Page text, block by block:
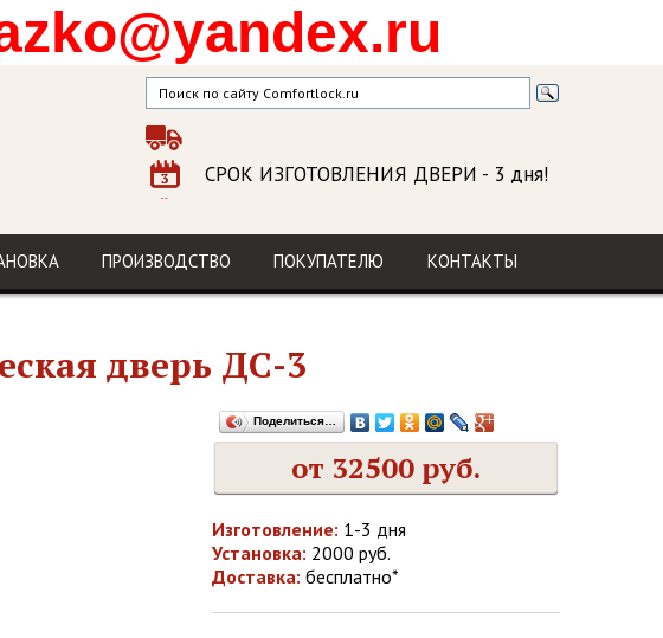
СРОК ИЗГОТОВЛЕНИЯ ДВЕРИ - 3 дня!
МЫ В СОЦСЕТЯХ
ПРОИЗВОДСТВО ПОКУПАТЕЛЮ КОНТАКТЫ
дверь ДС-3
Поделиться…
от 32500 руб.
Изготовление: 1-3 дня
Установка: 2000 руб.
Доставка: бесплатно*